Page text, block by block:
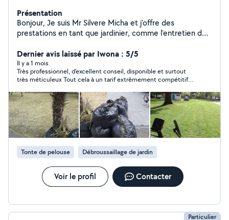
Présentation
Bonjour, Je suis Mr Silvere Micha et j'offre des
prestations en tant que jardinier, comme l'entretien de
encore. Je fais aussi des déménagement. Le prix peut
varier selon la tâche à accomplir, donc si vous êtes
intéressés, veuillez m'envoyer un message ou
directement m'appeler. Cordialement.
Dernier avis laissé par Iwona : 5/5
Il y a 1 mois
Très professionnel, d'excellent conseil, disponible et surtout
très méticuleux Tout cela à un tarif extrêmement compétitif
Tonte de pelouse Débroussaillage de jardin
Voir le profil Contacter
Particulier